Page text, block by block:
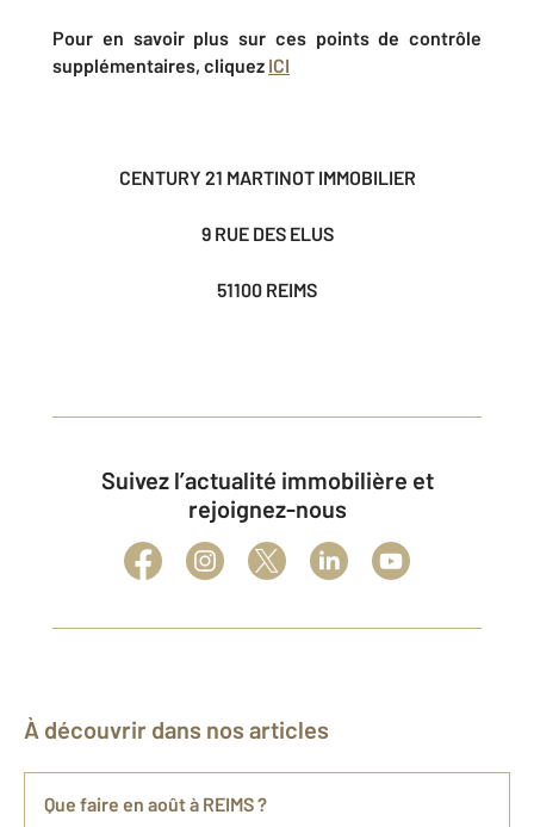
Pour en savoir plus sur ces points de contrôle
supplémentaires, cliquez ICI
CENTURY 21 MARTINOT IMMOBILIER
9 RUE DES ELUS
51100 REIMS
Suivez l’actualité immobilière et
rejoignez-nous
À découvrir dans nos articles
Que faire en août à REIMS ?